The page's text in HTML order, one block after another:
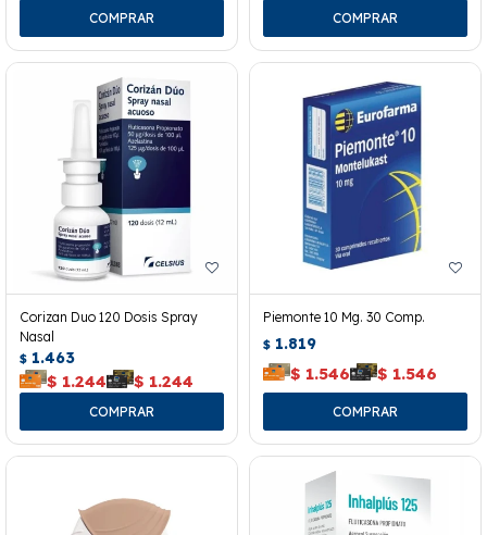
Corizan Duo 120 Dosis Spray
Nasal
$ 1.463
$ 1.244 $ 1.244
Piemonte 10 Mg. 30 Comp.
$ 1.819
$ 1.546 $ 1.546